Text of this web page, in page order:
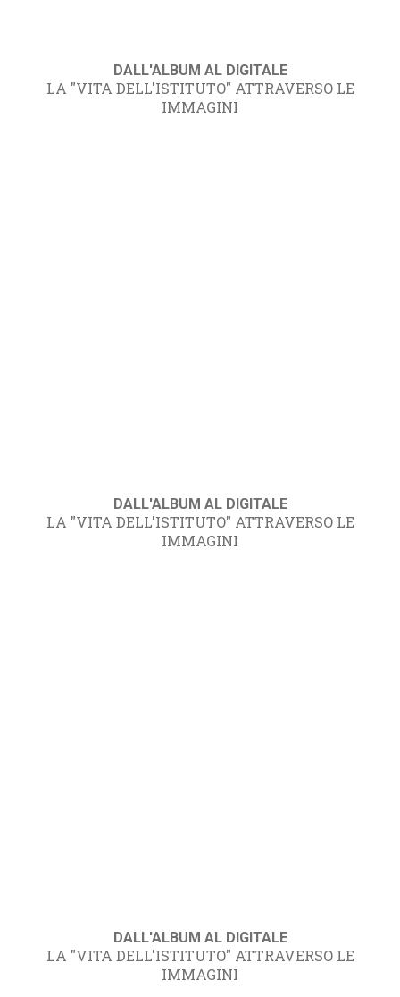
DALL'ALBUM AL DIGITALE
LA "VITA DELL'ISTITUTO" ATTRAVERSO LE
IMMAGINI
DALL'ALBUM AL DIGITALE
LA "VITA DELL'ISTITUTO" ATTRAVERSO LE
IMMAGINI
DALL'ALBUM AL DIGITALE
LA "VITA DELL'ISTITUTO" ATTRAVERSO LE
IMMAGINI